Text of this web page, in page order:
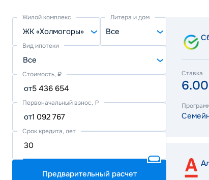
Жилой комплекс
ЖК «Холмогоры»
Литера и дом
Все
Вид ипотеки
Все
Стоимость, ₽
от
Первоначальный взнос, ₽
от
Срок кредита, лет
Предварительный расчет
Ставка